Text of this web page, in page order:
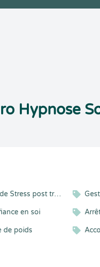
Hypnose
État de Stress post traumatique
en soi
de poids